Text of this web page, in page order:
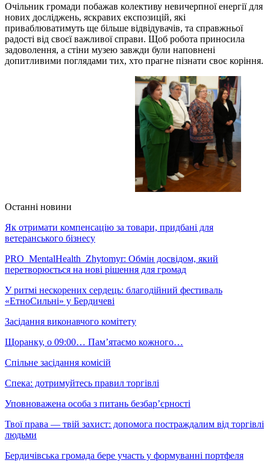
Очільник громади побажав колективу невичерпної енергії для
нових досліджень, яскравих експозицій, які
приваблюватимуть ще більше відвідувачів, та справжньої
радості від своєї важливої справи. Щоб робота приносила
задоволення, а стіни музею завжди були наповнені
допитливими поглядами тих, хто прагне пізнати своє коріння.
Останні новини
Як отримати компенсацію за товари, придбані для
ветеранського бізнесу
PRO_MentalHealth_Zhytomyr: Обмін досвідом, який
перетворюється на нові рішення для громад
У ритмі нескорених сердець: благодійний фестиваль
«ЕтноСильні» у Бердичеві
Засідання виконавчого комітету
Щоранку, о 09:00… Пам’ятаємо кожного…
Спільне засідання комісій
Спека: дотримуйтесь правил торгівлі
Уповноважена особа з питань безбар’єрності
Твої права — твій захист: допомога постраждалим від торгівлі
людьми
Бердичівська громада бере участь у формуванні портфеля